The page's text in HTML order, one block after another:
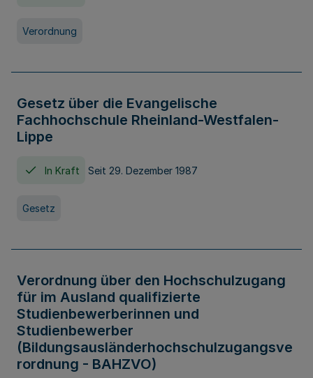
Verordnung
Gesetz über die Evangelische
Fachhochschule Rheinland-Westfalen-
Lippe
In Kraft Seit 29. Dezember 1987
Gesetz
Verordnung über den Hochschulzugang
für im Ausland qualifizierte
Studienbewerberinnen und
Studienbewerber
(Bildungsausländerhochschulzugangsve
rordnung - BAHZVO)